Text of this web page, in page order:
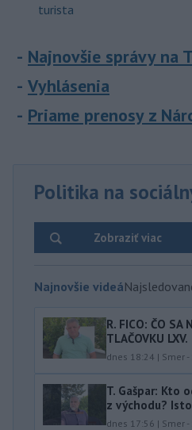
turista
Najnovšie správy na
Vyhlásenia
Priame prenosy z
Politika na
Zobraziť viac
Najnovšie videá
R. FICO: ČO SA
TLAČOVKU LXV.
dnes 18:24 | Smer -
T. Gašpar: Kto
z východu?
dnes 17:56 | Smer -